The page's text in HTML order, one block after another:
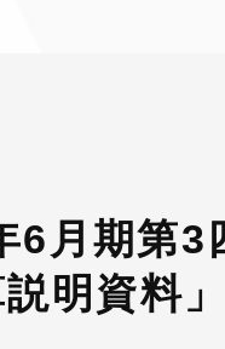
6月期第3
説明資料